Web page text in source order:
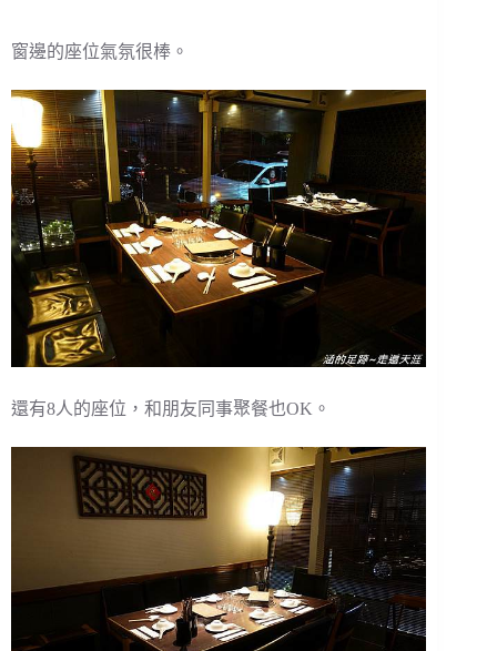
窗邊的座位氣氛很棒。
還有8人的座位，和朋友同事聚餐也OK。